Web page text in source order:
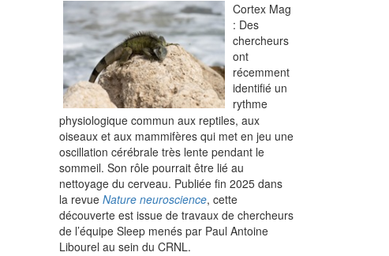
Cortex Mag
: Des
chercheurs
ont
récemment
identifié un
rythme
physiologique commun aux reptiles, aux
oiseaux et aux mammifères qui met en jeu une
oscillation cérébrale très lente pendant le
sommeil. Son rôle pourrait être lié au
nettoyage du cerveau. Publiée fin 2025 dans
la revue Nature neuroscience, cette
découverte est issue de travaux de chercheurs
de l’équipe Sleep menés par Paul Antoine
Libourel au sein du CRNL.